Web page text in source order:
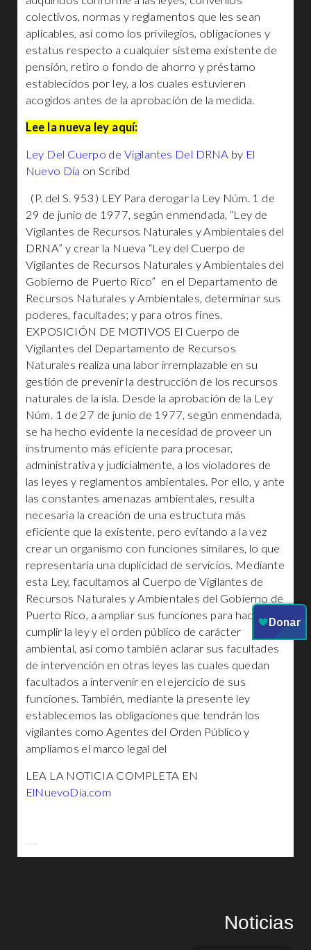
colectivos, normas y reglamentos que les sean
aplicables, así como los privilegios, obligaciones y
estatus respecto a cualquier sistema existente de
pensión, retiro o fondo de ahorro y préstamo
establecidos por ley, a los cuales estuvieren
acogidos antes de la aprobación de la medida.
Lee la nueva ley aquí:
Ley Del Cuerpo de Vigilantes Del DRNA by El
Nuevo Día on Scribd
(P. del S. 953) LEY Para derogar la Ley Núm. 1 de
29 de junio de 1977, según enmendada, “Ley de
Vigilantes de Recursos Naturales y Ambientales del
DRNA” y crear la Nueva “Ley del Cuerpo de
Vigilantes de Recursos Naturales y Ambientales del
Gobierno de Puerto Rico” en el Departamento de
Recursos Naturales y Ambientales, determinar sus
poderes, facultades; y para otros fines.
EXPOSICIÓN DE MOTIVOS El Cuerpo de
Vigilantes del Departamento de Recursos
Naturales realiza una labor irremplazable en su
gestión de prevenir la destrucción de los recursos
naturales de la isla. Desde la aprobación de la Ley
Núm. 1 de 27 de junio de 1977, según enmendada,
se ha hecho evidente la necesidad de proveer un
instrumento más eficiente para procesar,
administrativa y judicialmente, a los violadores de
las leyes y reglamentos ambientales. Por ello, y ante
las constantes amenazas ambientales, resulta
necesaria la creación de una estructura más
eficiente que la existente, pero evitando a la vez
crear un organismo con funciones similares, lo que
representaría una duplicidad de servicios. Mediante
esta Ley, facultamos al Cuerpo de Vigilantes de
Recursos Naturales y Ambientales del Gobierno de
Puerto Rico, a ampliar sus funciones para hacer
cumplir la ley y el orden público de carácter
ambiental, así como también aclarar sus facultades
de intervención en otras leyes las cuales quedan
facultados a intervenir en el ejercicio de sus
funciones. También, mediante la presente ley
establecemos las obligaciones que tendrán los
vigilantes como Agentes del Orden Público y
ampliamos el marco legal del
LEA LA NOTICIA COMPLETA EN
ElNuevoDia.com
Noticias